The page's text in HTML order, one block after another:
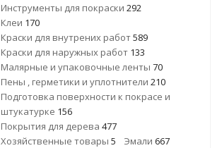
Инструменты для покраски 292
Клеи 170
Краски для внутрених работ589
Краски для наружных работ 133
Малярные и упаковочные ленты 70
Пены , герметики и уплотнители 210
Подготовка поверхности к покрасе и
штукатурке 156
Покрытия для дерева 477
Хозяйственные товары 5 Эмали 667